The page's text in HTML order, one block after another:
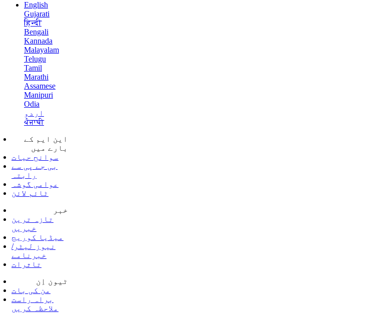
English
Gujarati
हिन्दी
Bengali
Kannada
Malayalam
Telugu
Tamil
Marathi
Assamese
Manipuri
Odia
اردو
ਪੰਜਾਬੀ
این ایم کے
بارے میں
سوانح حیات
بی جے پی سے
رابتہ
عوامی گوشہ
ٹائم لائن
خبر
تازہ ترین
خبریں
میڈیا کوریج
نیوز لیٹر/
خبرنامے
تاثرات
ٹیون اِن
من کی بات
براہ راست
ملاحظہ کریں